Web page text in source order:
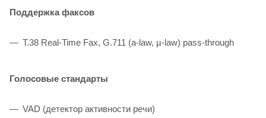
Поддержка факсов
T.38 Real-Time Fax, G.711 (a-law, µ-law) pass-through
Голосовые стандарты
VAD (детектор активности речи)